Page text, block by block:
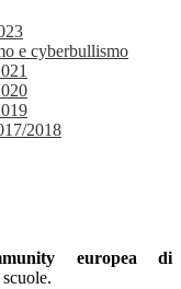
e cyberbullismo
2018
europea di